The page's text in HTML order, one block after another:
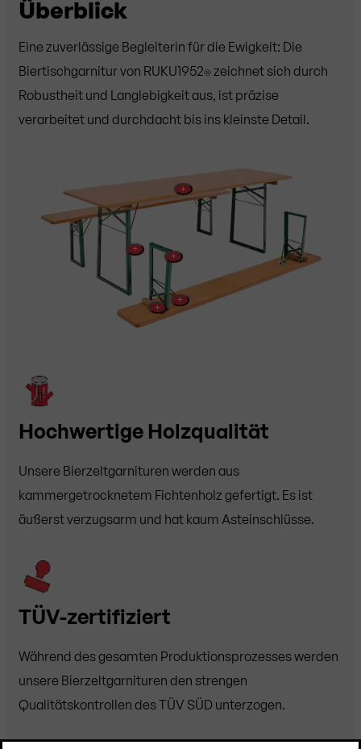
Überblick
Eine zuverlässige Begleiterin für die Ewigkeit: Die
Biertischgarnitur von RUKU1952® zeichnet sich durch
Robustheit und Langlebigkeit aus, ist präzise
verarbeitet und durchdacht bis ins kleinste Detail.
Hochwertige Holzqualität
Unsere Bierzeltgarnituren werden aus
kammergetrocknetem Fichtenholz gefertigt. Es ist
äußerst verzugsarm und hat kaum Asteinschlüsse.
+
+
+
+
+
TÜV-zertifiziert
Während des gesamten Produktionsprozesses werden
unsere Bierzeltgarnituren den strengen
Qualitätskontrollen des TÜV SÜD unterzogen.